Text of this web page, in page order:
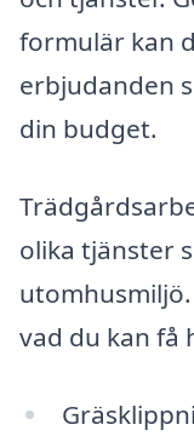
formulär kan
erbjudanden
din budget.
olika tjänster
vad du kan få